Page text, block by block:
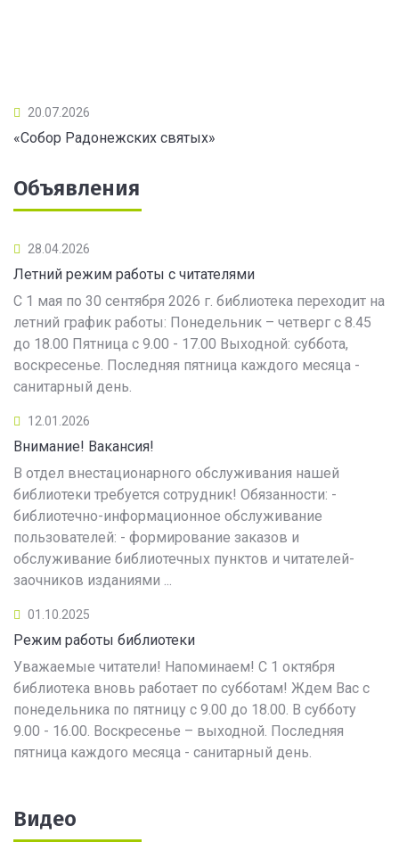
20.07.2026
«Собор Радонежских святых»
Объявления
28.04.2026
Летний режим работы с читателями
С 1 мая по 30 сентября 2026 г. библиотека переходит на
летний график работы: Понедельник – четверг с 8.45
до 18.00 Пятница с 9.00 - 17.00 Выходной: суббота,
воскресенье. Последняя пятница каждого месяца -
санитарный день.
12.01.2026
Внимание! Вакансия!
В отдел внестационарного обслуживания нашей
библиотеки требуется сотрудник! Обязанности: -
библиотечно-информационное обслуживание
пользователей: - формирование заказов и
обслуживание библиотечных пунктов и читателей-
заочников изданиями ...
01.10.2025
Режим работы библиотеки
Уважаемые читатели! Напоминаем! С 1 октября
библиотека вновь работает по субботам! Ждем Вас с
понедельника по пятницу с 9.00 до 18.00. В субботу
9.00 - 16.00. Воскресенье – выходной. Последняя
пятница каждого месяца - санитарный день.
Видео